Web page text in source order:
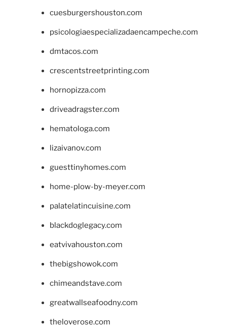
cuesburgershouston.com
psicologiaespecializadaencampeche.com
dmtacos.com
crescentstreetprinting.com
hornopizza.com
driveadragster.com
hematologa.com
lizaivanov.com
guesttinyhomes.com
home-plow-by-meyer.com
palatelatincuisine.com
blackdoglegacy.com
eatvivahouston.com
thebigshowok.com
chimeandstave.com
greatwallseafoodny.com
theloverose.com